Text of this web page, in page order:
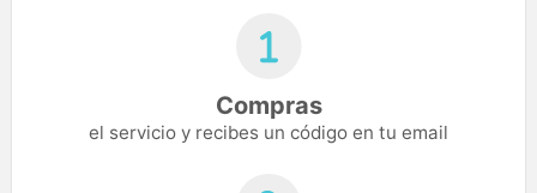
Compras
el servicio y recibes un código en tu email